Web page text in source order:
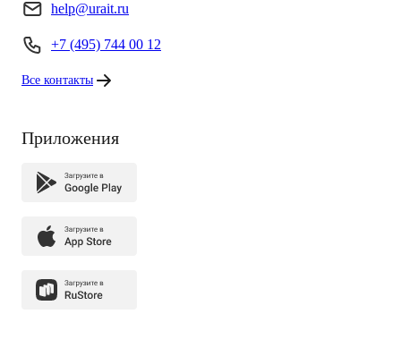
help@urait.ru
+7 (495) 744 00 12
Все контакты
Приложения